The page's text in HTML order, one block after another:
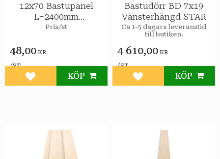
12x70 Bastupanel
L=2400mm
obehandlad Gran
Pris/st
48,00 KR
/ST
Lägg till i favoriter
KÖP
Bastudörr BD 7x19
Vänsterhängd STAR
Ca 1-5 dagars leveranstid
till butiken.
4 610,00 KR
/ST
Lägg till i favoriter
KÖP